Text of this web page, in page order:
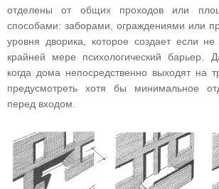
отделены от общих проходов или
способами: заборами, ограждениями или
уровня дворика, которое создает если
крайней мере психологический барьер.
когда дома непосредственно выходят на
предусмотреть хотя бы минимальное
перед входом.